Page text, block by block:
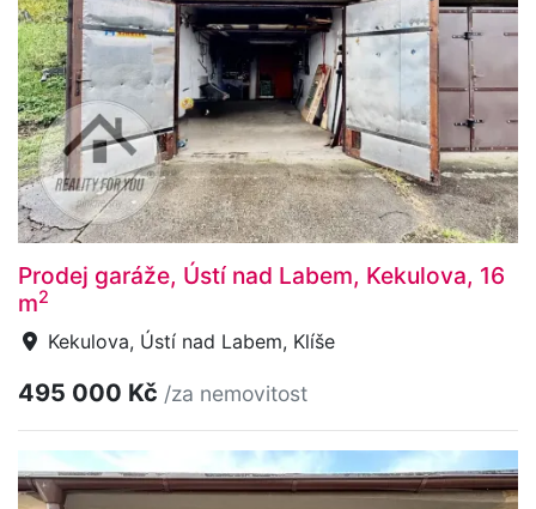
Prodej garáže, Ústí nad Labem, Kekulova, 16
m2
Kekulova, Ústí nad Labem, Klíše
495 000 Kč /za nemovitost